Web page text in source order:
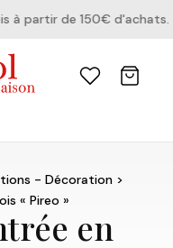
à partir de 150€ d'achats.
- Décoration>
« Pireo »
en